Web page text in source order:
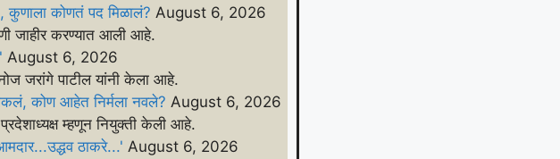
कुणाला कोणतं पद मिळालं? August 6, 2026
जाहीर करण्यात आली आहे.
August 6, 2026
जरांगे पाटील यांनी केला आहे.
कोण आहेत निर्मला नवले? August 6, 2026
म्हणून नियुक्ती केली आहे.
ठाकरे...' August 6, 2026